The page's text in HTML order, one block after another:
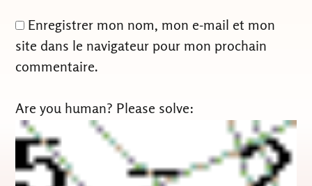
Enregistrer mon nom, mon e-mail et mon
site dans le navigateur pour mon prochain
commentaire.
Are you human? Please solve: